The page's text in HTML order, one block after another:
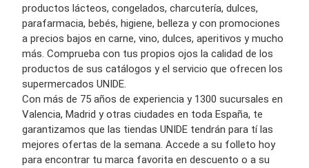
productos lácteos, congelados, charcutería, dulces,
parafarmacia, bebés, higiene, belleza y con promociones
a precios bajos en carne, vino, dulces, aperitivos y mucho
más. Comprueba con tus propios ojos la calidad de los
productos de sus catálogos y el servicio que ofrecen los
supermercados UNIDE.
Con más de 75 años de experiencia y 1300 sucursales en
Valencia, Madrid y otras ciudades en toda España, te
garantizamos que las tiendas UNIDE tendrán para tí las
mejores ofertas de la semana. Accede a su folleto hoy
para encontrar tu marca favorita en descuento o a su